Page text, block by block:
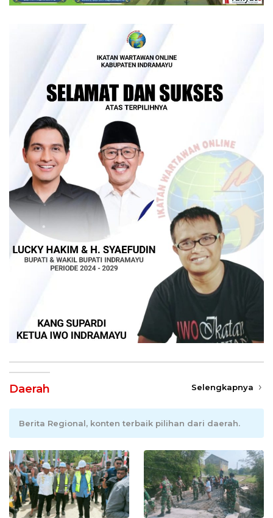
Daerah Selengkapnya
Berita Regional, konten terbaik pilihan dari daerah.